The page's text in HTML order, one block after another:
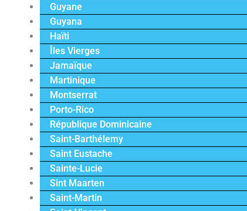
Guyane
Guyana
Haïti
Îles Vierges
Jamaïque
Martinique
Montserrat
Porto-Rico
République Dominicaine
Saint-Barthélemy
Saint Eustache
Sainte-Lucie
Sint Maarten
Saint-Martin